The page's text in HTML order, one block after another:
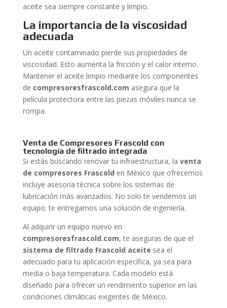
aceite sea siempre constante y limpio.
La importancia de la viscosidad
adecuada
Un aceite contaminado pierde sus propiedades de
viscosidad. Esto aumenta la fricción y el calor interno.
Mantener el aceite limpio mediante los componentes
de compresoresfrascold.com asegura que la
película protectora entre las piezas móviles nunca se
rompa.
Venta de Compresores Frascold con
tecnología de filtrado integrada
Si estás buscando renovar tu infraestructura, la venta
de compresores Frascold en México que ofrecemos
incluye asesoría técnica sobre los sistemas de
lubricación más avanzados. No solo te vendemos un
equipo; te entregamos una solución de ingeniería.
Al adquirir un equipo nuevo en
compresoresfrascold.com, te aseguras de que el
sistema de filtrado Frascold aceite sea el
adecuado para tu aplicación específica, ya sea para
media o baja temperatura. Cada modelo está
diseñado para ofrecer un rendimiento superior en las
condiciones climáticas exigentes de México.